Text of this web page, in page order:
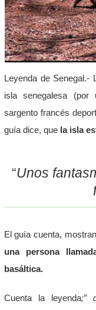
Leyenda de
isla senegalesa
sargento francés
guía dice, que la isla
“Unos
El guía cuenta,
una persona
basáltica.
Cuenta la leyenda;”